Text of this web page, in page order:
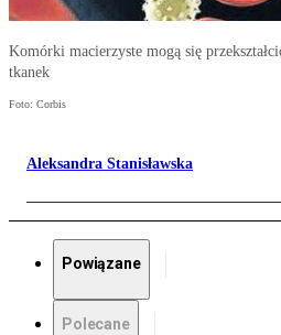
Komórki macierzyste mogą się
tkanek
Foto: Corbis
Aleksandra Stanisławska
Powiązane
Polecane